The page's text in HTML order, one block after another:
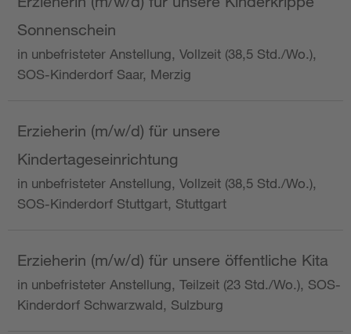
Sonnenschein
in unbefristeter Anstellung, Vollzeit (38,5 Std./Wo.),
SOS-Kinderdorf Saar, Merzig
Erzieherin (m/w/d) für unsere
Kindertageseinrichtung
in unbefristeter Anstellung, Vollzeit (38,5 Std./Wo.),
SOS-Kinderdorf Stuttgart, Stuttgart
Erzieherin (m/w/d) für unsere öffentliche Kita
in unbefristeter Anstellung, Teilzeit (23 Std./Wo.), SOS-
Kinderdorf Schwarzwald, Sulzburg